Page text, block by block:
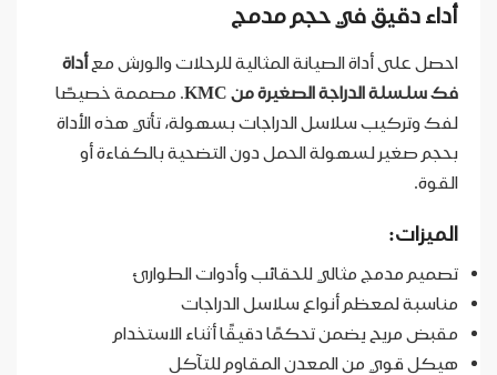
أداء دقيق في حجم مدمج
احصل على أداة الصيانة المثالية للرحلات والورش معأداة
فك سلسلة الدراجة الصغيرة من KMC
. مصممة خصيصًا
لفك وتركيب سلاسل الدراجات بسهولة، تأتي هذه الأداة
بحجم صغير لسهولة الحمل دون التضحية بالكفاءة أو
القوة.
الميزات:
تصميم مدمج مثالي للحقائب وأدوات الطوارئ
مناسبة لمعظم أنواع سلاسل الدراجات
مقبض مريح يضمن تحكمًا دقيقًا أثناء الاستخدام
هيكل قوي من المعدن المقاوم للتآكل